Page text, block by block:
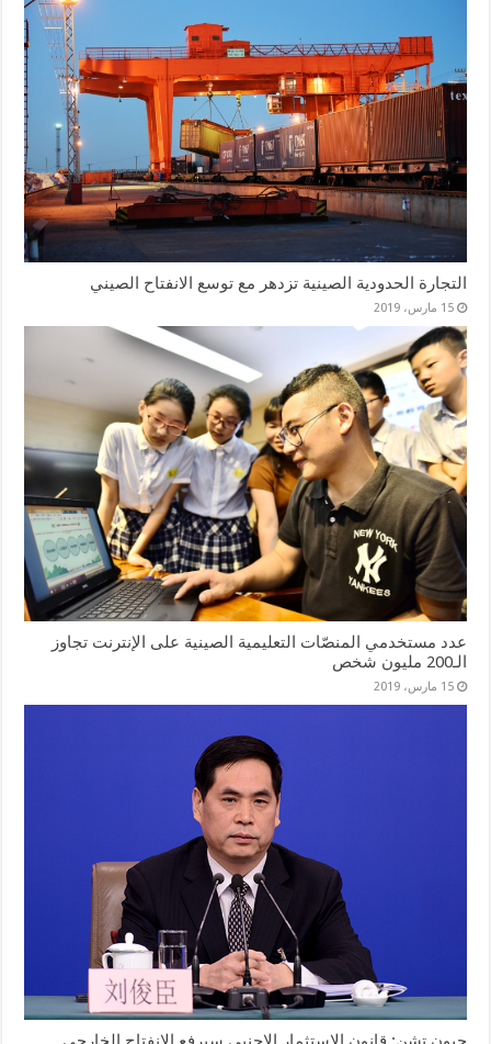
التجارة الحدودية الصينية تزدهر مع توسع الانفتاح الصيني
15 مارس، 2019
عدد مستخدمي المنصّات التعليمية الصينية على الإنترنت تجاوز
الـ200 مليون شخص
15 مارس، 2019